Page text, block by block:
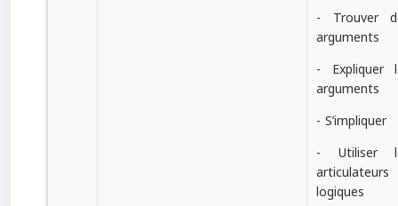
- Trouver
arguments
- Expliquer
arguments
- S’impliquer
- Utiliser
articulateurs
logiques